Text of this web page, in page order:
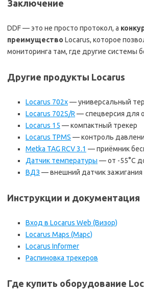
Заключение
DDF — это не просто протокол, а
преимущество Locarus, которое
мониторинга там, где другие системы
Другие продукты Locarus
Locarus 702x— универсальный
Locarus 702S/R — спецверсия для
Locarus 15 — компактный трекер
Locarus TPMS — контроль
Metka TAG RCV 3.1 — приёмник
Датчик температуры — от -55°C
ВДЗ — внешний датчик зажигания
Инструкции и документация
Вход в Locarus Web (Визор)
Locarus Maps (Марс)
Locarus Informer
Распиновка трекеров
Где купить оборудование